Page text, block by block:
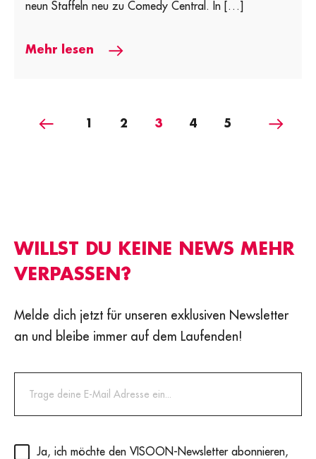
neun Staffeln neu zu Comedy Central. In […]
Mehr lesen
Vorige 1 2 3 4 5
WILLST DU KEINE NEWS MEHR
VERPASSEN?
Melde dich jetzt für unseren exklusiven Newsletter
an und bleibe immer auf dem Laufenden!
Privacy(erforderlich)
Ja, ich möchte den VISOON-Newsletter abonnieren,